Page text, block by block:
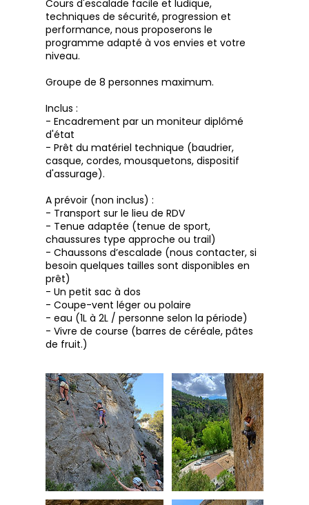
Cours d'escalade facile et ludique,
techniques de sécurité, progression et
performance, nous proposerons le
programme adapté à vos envies et votre
niveau.
Groupe de 8 personnes maximum.
Inclus :
- Encadrement par un moniteur diplômé
d'état
- Prêt du matériel technique (baudrier,
casque, cordes, mousquetons, dispositif
d'assurage).
A prévoir (non inclus) :
- Transport sur le lieu de RDV
- Tenue adaptée (tenue de sport,
chaussures type approche ou trail)
- Chaussons d’escalade (nous contacter, si
besoin quelques tailles sont disponibles en
prêt)
- Un petit sac à dos
- Coupe-vent léger ou polaire
- eau (1L à 2L / personne selon la période)
- Vivre de course (barres de céréale, pâtes